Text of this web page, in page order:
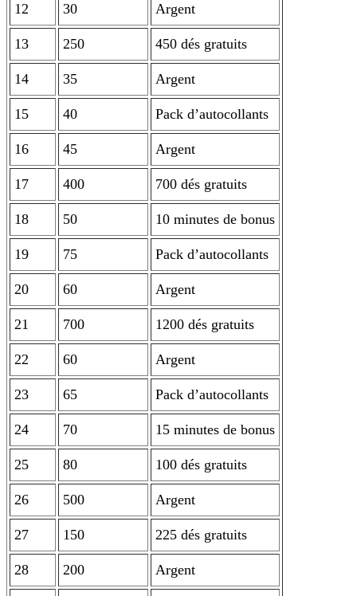
12 30 Argent
13 250 450 dés gratuits
14 35 Argent
15 40 Pack d’autocollants
16 45 Argent
17 400 700 dés gratuits
18 50 10 minutes de bonus
19 75 Pack d’autocollants
20 60 Argent
21 700 1200 dés gratuits
22 60 Argent
23 65 Pack d’autocollants
24 70 15 minutes de bonus
25 80 100 dés gratuits
26 500 Argent
27 150 225 dés gratuits
28 200 Argent